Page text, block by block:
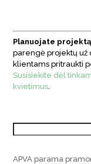
Planuojate
parengė projektų už
klientams pritraukti
Susisiekite dėl
kvietimus
APVA parama